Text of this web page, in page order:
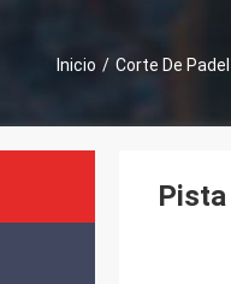
Inicio / Corte De Padel